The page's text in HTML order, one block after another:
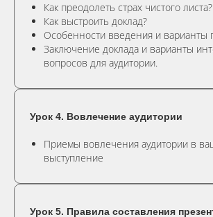
Как преодолеть страх чистого листа?
Как выстроить доклад?
Особенности введения и варианты
Заключение доклада и варианты
вопросов для аудитории.
Урок 4. Вовлечение аудитории
Приемы вовлечения аудитории в
выступление
Урок 5. Правила составления